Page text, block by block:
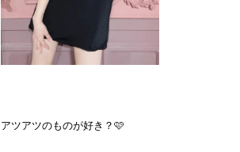
アツアツのものが好き？🩷